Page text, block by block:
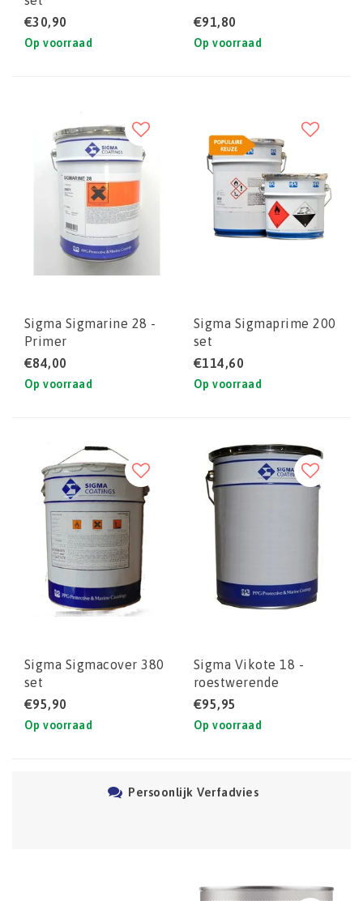
€30,90
Op voorraad
€91,80
Op voorraad
Sigma Sigmarine 28 -
Primer
€84,00
Op voorraad
Sigma Sigmaprime 200
set
€114,60
Op voorraad
Sigma Sigmacover 380
set
€95,90
Op voorraad
Sigma Vikote 18 -
roestwerende
bootprimer
€95,95
Op voorraad
Persoonlijk Verfadvies